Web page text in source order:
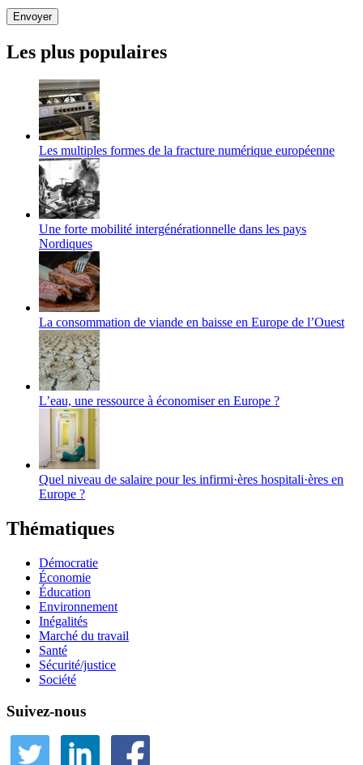
laisser
ce
champ
vide.
Les plus populaires
Les multiples formes de la fracture numérique européenne
Une forte mobilité intergénérationnelle dans les pays
Nordiques
La consommation de viande en baisse en Europe de l’Ouest
L’eau, une ressource à économiser en Europe ?
Quel niveau de salaire pour les infirmi·ères hospitali·ères en
Europe ?
Thématiques
Démocratie
Économie
Éducation
Environnement
Inégalités
Marché du travail
Santé
Sécurité/justice
Société
Suivez-nous